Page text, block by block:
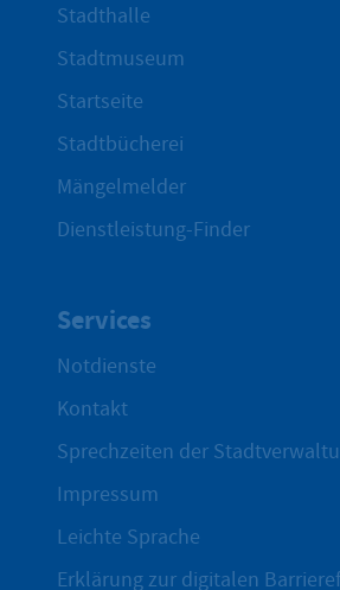
Stadthalle
Stadtmuseum
Startseite
Stadtbücherei
Mängelmelder
Dienstleistung-Finder
Services
Notdienste
Kontakt
Sprechzeiten der
Impressum
Leichte Sprache
Erklärung zur digitalen